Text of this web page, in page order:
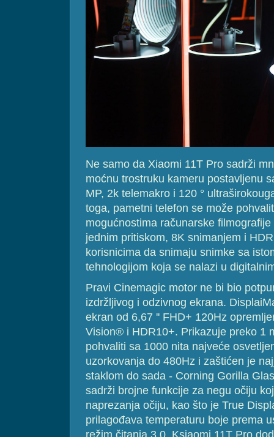
Ne samo da Xiaomi 11T Pro sadrži
moćnu trostruku kameru postavljenu
MP, 2k telemakro i 120 °
toga, pametni telefon se može
mogućnostima računarske
jednim pritiskom, 8K snimanjem i
korisnicima da snimaju snimke sa
tehnologijom koja se nalazi u
Pravi Cinemagic motor ne bi bio
izdržljivog i odzivnog ekrana.
ekran od 6,67 '' FHD+ 120Hz
Vision® i HDR10+. Prikazuje preko 1
pohvaliti sa 1000 nita najveće
uzorkovanja do 480Hz i zaštićen je
staklom do sada - Corning Gorilla
sadrži brojne funkcije za negu očiju
naprezanja očiju, kao što je True
prilagođava temperaturu boje prema
režim čitanja 3.0. Ksiaomi 11T Pro